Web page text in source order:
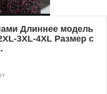
Длиннее модель
3XL-4XL Размер с